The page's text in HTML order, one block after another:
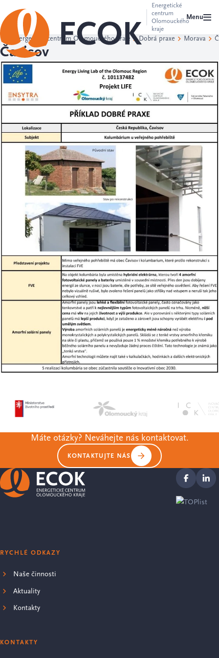
Energetické
centrum
Olomouckého
kraje
Menu
Čavisov
Energetické centrum Olomouckého kraje Dobrá praxe Morava
Máte otázky? Neváhejte nás kontaktovat.
KONTAKTUJTE NÁS
RYCHLÉ ODKAZY
Naše činnosti
Aktuality
Kontakty
KONTAKTY